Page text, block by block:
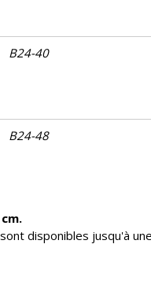
B24-40
B24-48
disponibles jusqu'à